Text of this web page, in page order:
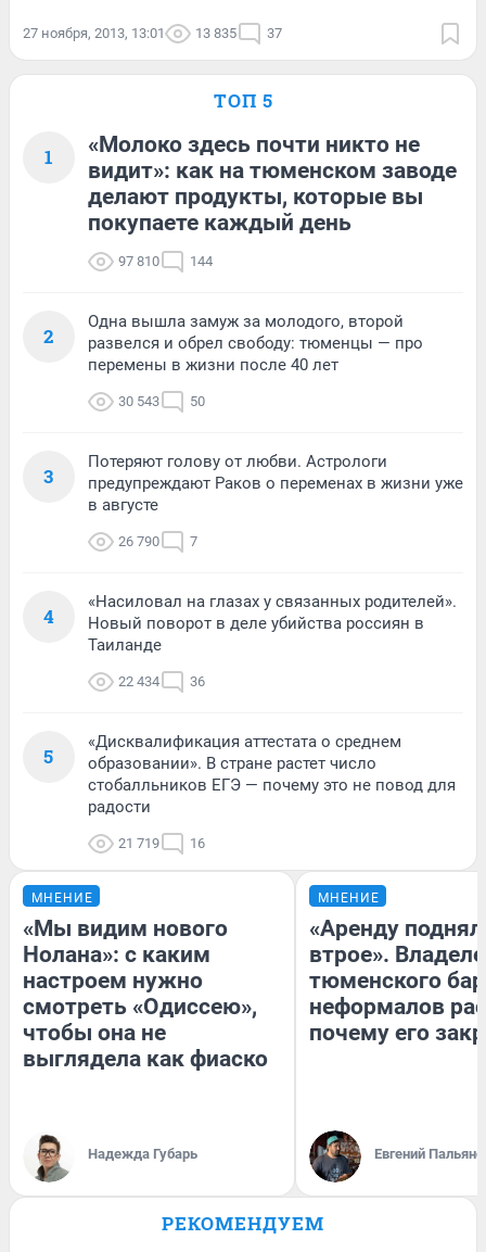
27 ноября, 2013, 13:01 13 835 37
ТОП 5
1
«Молоко здесь почти никто не
видит»: как на тюменском заводе
делают продукты, которые вы
покупаете каждый день
97 810 144
2
Одна вышла замуж за молодого, второй
развелся и обрел свободу: тюменцы — про
перемены в жизни после 40 лет
30 543 50
3
Потеряют голову от любви. Астрологи
предупреждают Раков о переменах в жизни уже
в августе
26 790 7
4
«Насиловал на глазах у связанных родителей».
Новый поворот в деле убийства россиян в
Таиланде
22 434 36
5
«Дисквалификация аттестата о среднем
образовании». В стране растет число
стобалльников ЕГЭ — почему это не повод для
радости
21 719 16
МНЕНИЕ
«Мы видим нового
Нолана»: с каким
настроем нужно
смотреть «Одиссею»,
чтобы она не
выглядела как фиаско
Надежда Губарь
МНЕНИЕ
«Аренду
втрое».
тюменского
неформалов
почему его
Евгений
РЕКОМЕНДУЕМ